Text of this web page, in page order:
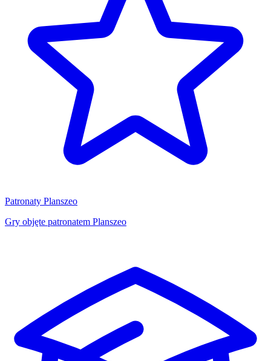
Patronaty Planszeo
Gry objęte patronatem Planszeo